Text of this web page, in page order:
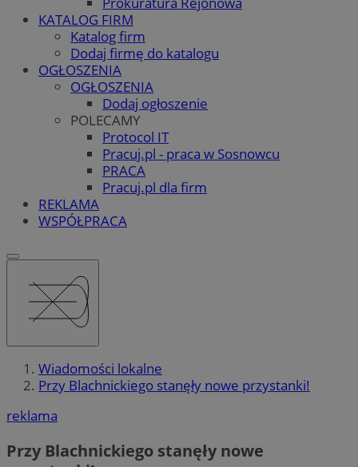
KATALOG FIRM
Katalog firm
Dodaj firmę do katalogu
OGŁOSZENIA
OGŁOSZENIA
Dodaj ogłoszenie
POLECAMY
Protocol IT
Pracuj.pl - praca w Sosnowcu
PRACA
Pracuj.pl dla firm
REKLAMA
WSPÓŁPRACA
Wiadomości lokalne
Przy Blachnickiego stanęły nowe przystanki!
reklama
Przy Blachnickiego stanęły nowe